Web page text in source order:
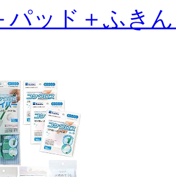
パッド＋ふき